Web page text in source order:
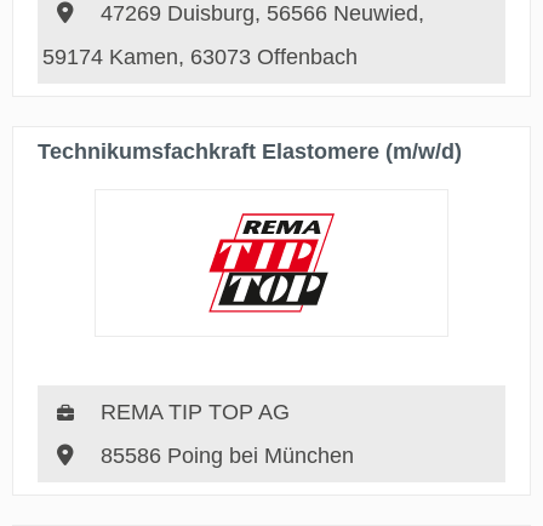
47269 Duisburg, 56566 Neuwied,
59174 Kamen, 63073 Offenbach
Technikumsfachkraft Elastomere (m/w/d)
REMA TIP TOP AG
85586 Poing bei München